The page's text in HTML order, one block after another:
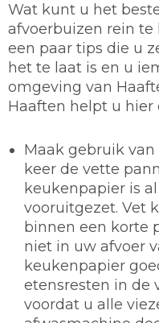
Wat kunt u het
afvoerbuizen rein te
een paar tips die u
het te laat is en u
omgeving van
Haaften helpt u hier
Maak gebruik
keer de vette
keukenpapier is
vooruitgezet. Vet
binnen een korte
niet in uw afvoer
keukenpapier
etensresten in de
voordat u alle